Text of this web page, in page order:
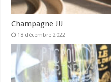
Champagne !!!
18 décembre 2022